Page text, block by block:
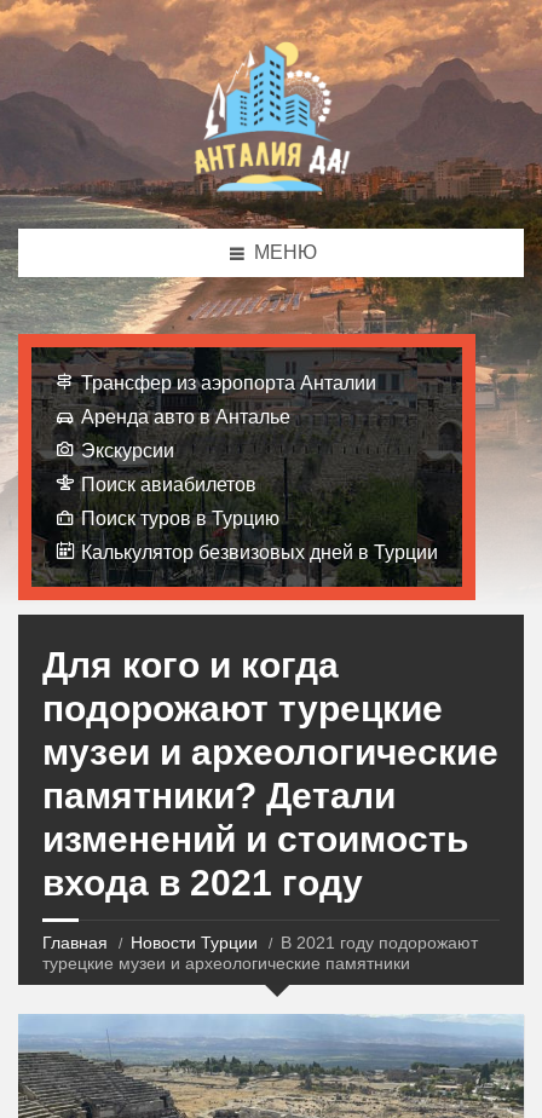
МЕНЮ
Трансфер из аэропорта Анталии
Аренда авто в Анталье
Экскурсии
Поиск авиабилетов
Поиск туров в Турцию
Калькулятор безвизовых дней в Турции
Для кого и когда
подорожают турецкие
музеи и археологические
памятники? Детали
изменений и стоимость
входа в 2021 году
Главная Новости Турции
В 2021 году подорожают
турецкие музеи и археологические памятники